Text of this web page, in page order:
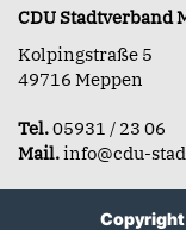
CDU Stadtverband
Kolpingstraße 5
49716 Meppen
Tel.05931 / 23 06
Mail.info@cdu-